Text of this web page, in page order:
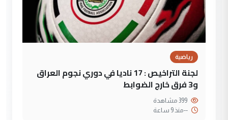
رياضية
لجنة التراخيص : 17 ناديا في دوري نجوم العراق
و3 فرق خارج الضوابط
--منذ 9 ساعة